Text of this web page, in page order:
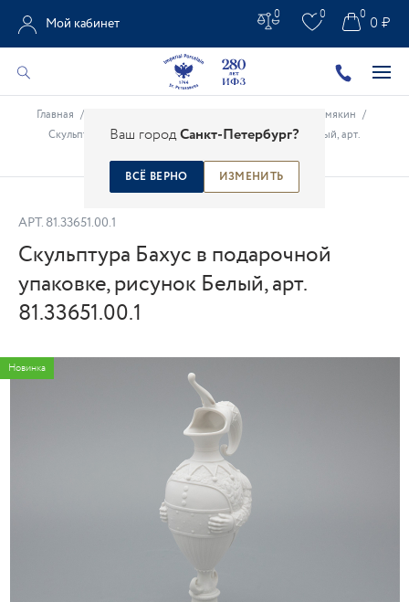
Ваш городСанкт-Петербург?
ВСЁ ВЕРНО ИЗМЕНИТЬ
Мой кабинет
0 0 0 ₽
0
Главная / Михаил Шемякин /
Скульптура Бахус в подарочной упаковке, рисунок Белый, арт.
АРТ. 81.33651.00.1
Скульптура Бахус в подарочной
упаковке, рисунок Белый, арт.
81.33651.00.1
Новинка